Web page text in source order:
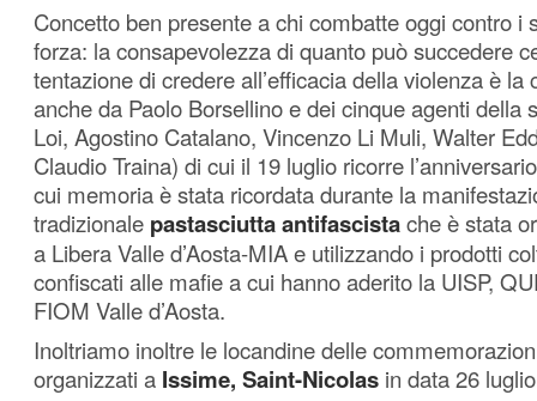
Concetto ben presente a chi combatte oggi contro i
forza: la consapevolezza di quanto può succedere
tentazione di credere all’efficacia della violenza è la
anche da Paolo Borsellino e dei cinque agenti della
Loi, Agostino Catalano, Vincenzo Li Muli, Walter
Claudio Traina) di cui il 19 luglio ricorre
cui memoria è stata ricordata durante la
tradizionale pastasciutta antifascistache è stata
a Libera Valle d’Aosta-MIA e utilizzando i prodotti
confiscati alle mafie a cui hanno aderito la UISP,
FIOM Valle d’Aosta.
Inoltriamo inoltre le locandine delle
organizzati a Issime, Saint-Nicolas in data 26